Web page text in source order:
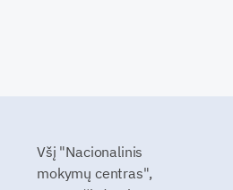
Všį "Nacionalinis
mokymų centras",